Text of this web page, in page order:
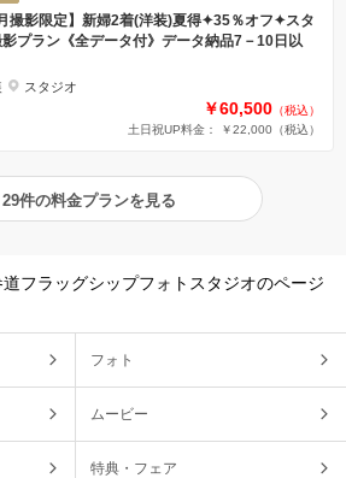
撮影限定】新婦2着(洋装)夏得✦35％オフ✦スタ
影プラン《全データ付》データ納品7－10日以
スタジオ
￥60,500 （税込）
土日祝UP料金： ￥22,000 （税込）
29件の料金プランを見る
フラッグシップフォトスタジオのページ
フォト
ムービー
特典・フェア